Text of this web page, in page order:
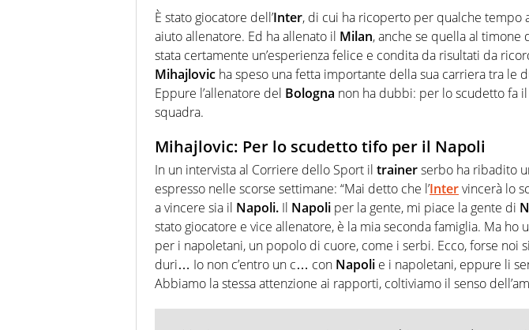
È stato giocatore dell’Inter, di cui ha ricoperto per qualche tempo
aiuto allenatore. Ed ha allenato il Milan, anche se quella al timone
stata certamente un’esperienza felice e condita da risultati da
Mihajlovic ha speso una fetta importante della sua carriera tra le
Eppure l’allenatore del Bologna non ha dubbi: per lo scudetto fa
squadra.
Mihajlovic: Per lo scudetto tifo per il Napoli
In un intervista al Corriere dello Sport il trainerserbo ha ribadito
espresso nelle scorse settimane: “Mai detto che l’Intervincerà lo
a vincere sia il Napoli. Il Napoli per la gente, mi piace la gente di
stato giocatore e vice allenatore, è la mia seconda famiglia. Ma ho
per i napoletani, un popolo di cuore, come i serbi. Ecco, forse noi
duri… Io non c’entro un c… con Napoli e i napoletani, eppure li
Abbiamo la stessa attenzione ai rapporti, coltiviamo il senso